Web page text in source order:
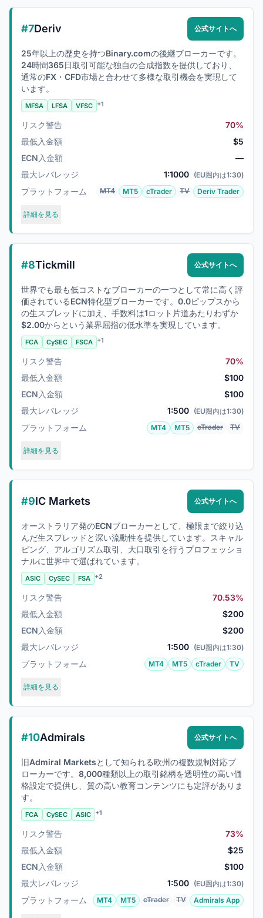
#7Deriv 公式サイトへ
25年以上の歴史を持つBinary.comの後継ブローカーです。
24時間365日取引可能な独自の合成指数を提供しており、
通常のFX・CFD市場と合わせて多様な取引機会を実現して
います。
MFSA LFSA VFSC +1
リスク警告
70%
最低入金額
$5
ECN入金額
—
最大レバレッジ
1:1000 (EU圏内は1:30)
プラットフォーム MT4 MT5 cTrader TV Deriv Trader
詳細を見る
#8Tickmill 公式サイトへ
世界でも最も低コストなブローカーの一つとして常に高く評
価されているECN特化型ブローカーです。0.0ピップスから
の生スプレッドに加え、手数料は1ロット片道あたりわずか
$2.00からという業界屈指の低水準を実現しています。
FCA CySEC FSCA +1
リスク警告
70%
最低入金額
$100
ECN入金額
$100
最大レバレッジ
1:500 (EU圏内は1:30)
プラットフォーム MT4 MT5 cTrader TV
詳細を見る
#9IC Markets 公式サイトへ
オーストラリア発のECNブローカーとして、極限まで絞り込
んだ生スプレッドと深い流動性を提供しています。スキャル
ピング、アルゴリズム取引、大口取引を行うプロフェッショ
ナルに世界中で選ばれています。
ASIC CySEC FSA +2
リスク警告
70.53%
最低入金額
$200
ECN入金額
$200
最大レバレッジ
1:500 (EU圏内は1:30)
プラットフォーム MT4 MT5 cTrader TV
詳細を見る
#10Admirals 公式サイトへ
旧Admiral Marketsとして知られる欧州の複数規制対応ブ
ローカーです。8,000種類以上の取引銘柄を透明性の高い価
格設定で提供し、質の高い教育コンテンツにも定評がありま
す。
FCA CySEC ASIC +1
リスク警告
73%
最低入金額
$25
ECN入金額
$100
最大レバレッジ
1:500 (EU圏内は1:30)
プラットフォーム MT4 MT5 cTrader TV Admirals App